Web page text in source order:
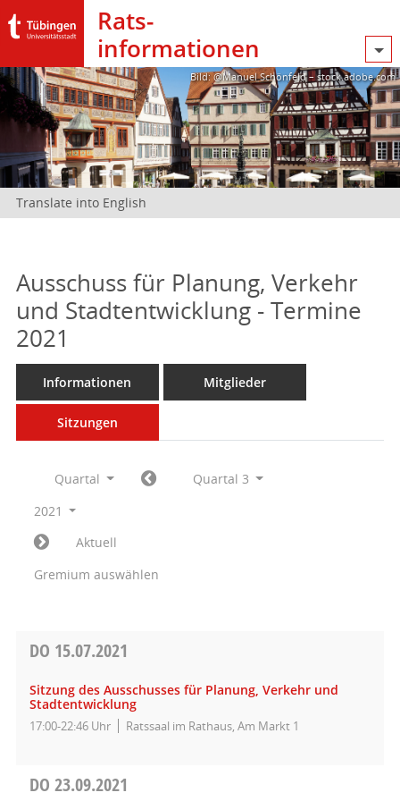
Rats­
informationen
Bild: @Manuel Schönfeld – stock.adobe.com
Translate into English
Ausschuss für Planung, Verkehr
und Stadtentwicklung - Termine
2021
Informationen Mitglieder
Sitzungen
Quartal
Quartal 3
2021
Aktuell
Gremium auswählen
DO 15.07.2021
Sitzung des Ausschusses für Planung, Verkehr und
Stadtentwicklung
17:00-22:46 Uhr Ratssaal im Rathaus, Am Markt 1
DO 23.09.2021